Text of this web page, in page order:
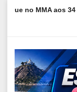
aos 34 anos